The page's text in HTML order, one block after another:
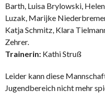
Barth, Luisa Brylowski,
Luzak, Marijke
Katja Schmitz, Klara
Zehrer.
Trainerin: Kathi Struß
Leider kann diese
Jugendbereich nicht mehr